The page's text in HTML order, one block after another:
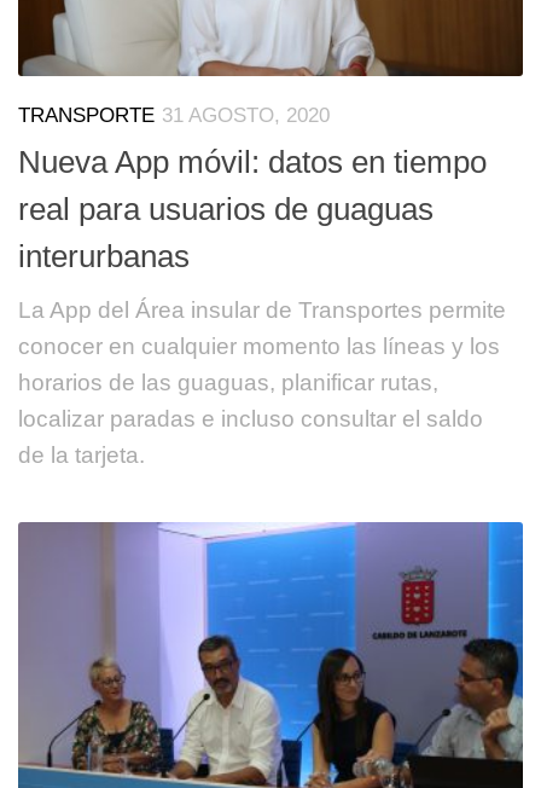
TRANSPORTE 31 AGOSTO, 2020
Nueva App móvil: datos en tiempo
real para usuarios de guaguas
interurbanas
La App del Área insular de Transportes permite
conocer en cualquier momento las líneas y los
horarios de las guaguas, planificar rutas,
localizar paradas e incluso consultar el saldo
de la tarjeta.